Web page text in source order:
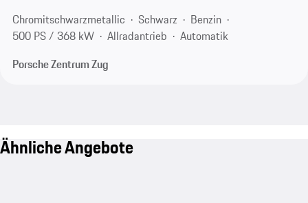
Chromitschwarzmetallic
Schwarz
Benzin
500 PS / 368 kW
Allradantrieb
Automatik
Porsche Zentrum Zug
Ähnliche Angebote